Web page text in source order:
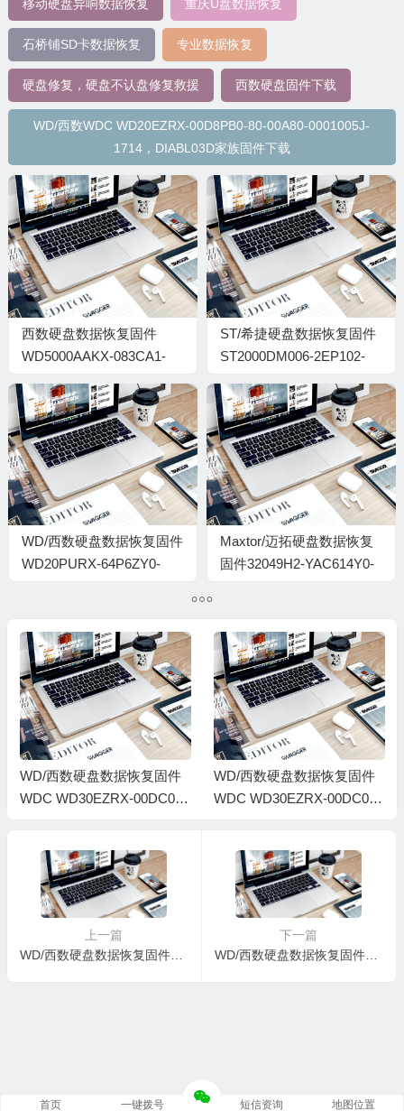
移动硬盘异响数据恢复 重庆U盘数据恢复
石桥铺SD卡数据恢复 专业数据恢复
硬盘修复，硬盘不认盘修复救援 西数硬盘固件下载
WD/西数WDC WD20EZRX-00D8PB0-80-00A80-0001005J-
1714，DIABL03D家族固件下载
西数硬盘数据恢复固件
WD5000AAKX-083CA1-
WCAYULL36460-00030054
ST/希捷硬盘数据恢复固件
ST2000DM006-2EP102-
全套
WD/西数硬盘数据恢复固件
WD20PURX-64P6ZY0-
0001005J-H4-1740
Maxtor/迈拓硬盘数据恢复
固件32049H2-YAC614Y0-
WD/西数硬盘数据恢复固件
WDC WD30EZRX-00DC0B
WD/西数硬盘数据恢复固件
WDC WD30EZRX-00DC0B
上一篇
WD/西数硬盘数据恢复固件WDC WD20EFRX-68AX9N0-80-00A80-WMC300439184-00040029-1714
下一篇
WD/西数硬盘数据恢复固件WDC WD20EZRX-00DC0B0-80.00A80-WCC300058065-0004002Q-1714
首页 一键拨号 短信资询 地图位置